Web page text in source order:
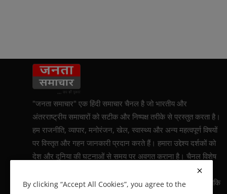
"जनता समाचार" एक हिंदी समाचार चैनल है जो भारतीय और
अंतरराष्ट्रीय समाचारों को सटीक और निष्पक्ष तरीके से प्रस्तुत करता है।
हम राजनीति, व्यापार, मनोरंजन, खेल, स्वास्थ्य और अन्य महत्वपूर्ण विषयों
पर विस्तृत और गहन जानकारी प्रदान करते हैं। हमारा उद्देश्य दर्शकों को
देश और दुनिया की घटनाओं से समय पर अवगत कराना है। चैनल विशेष
रिपोर्टिंग और व्यक्तिगत कहानियों पर भी जोर देता है, जिससे दर्शकों को
घटनाओं की गहरी समझ प्राप्त हो सके। हम 24x7 सक्रिय रहते हैं ताकि
By clicking “Accept All Cookies”, you agree to the